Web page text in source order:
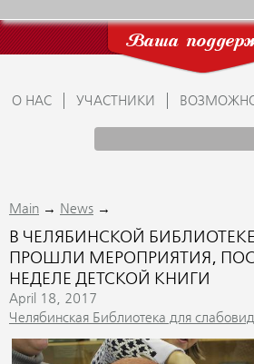
Ваша
О НАС УЧАСТНИКИ
Main → News →
В ЧЕЛЯБИНСКОЙ
ПРОШЛИ МЕРОПРИЯТИЯ,
НЕДЕЛЕ ДЕТСКОЙ КНИГИ
April 18, 2017
Челябинская Библиотека для